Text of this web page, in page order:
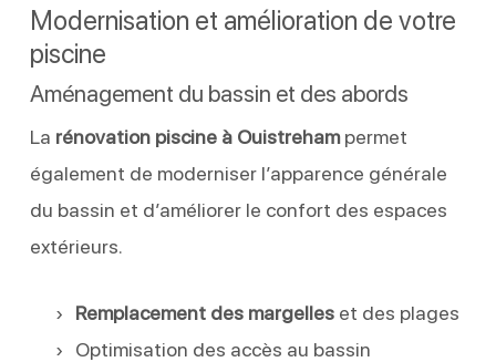
Modernisation et amélioration de votre
piscine
Aménagement du bassin et des abords
La rénovation piscine à Ouistrehampermet
également de moderniser l’apparence générale
du bassin et d’améliorer le confort des espaces
extérieurs.
Remplacement des margelleset des plages
Optimisation des accès au bassin